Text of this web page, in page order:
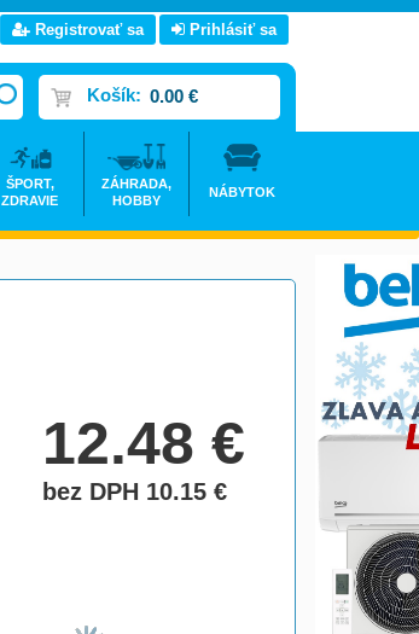
12.48€
bez DPH 10.15€
Registrovať sa Prihlásiť sa
Košík: 0.00 €
ŠPORT,
ZDRAVIE
ZÁHRADA,
HOBBY
NÁBYTOK